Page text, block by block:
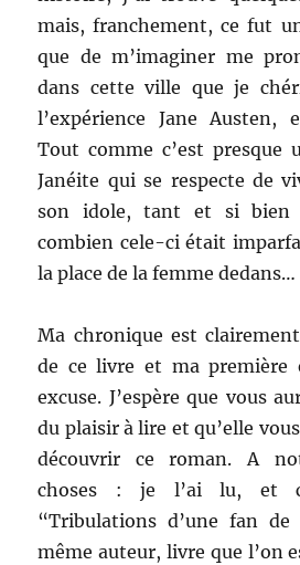
mais, franchement, ce fut
que de m’imaginer me
dans cette ville que je
l’expérience Jane Austen,
Tout comme c’est presque
Janéite qui se respecte de
son idole, tant et si bien
combien cele-ci était
la place de la femme dedans…
Ma chronique est
de ce livre et ma première
excuse. J’espère que vous
du plaisir à lire et qu’elle
découvrir ce roman. A
choses : je l’ai lu, et
“Tribulations d’une fan de
même auteur, livre que l’on